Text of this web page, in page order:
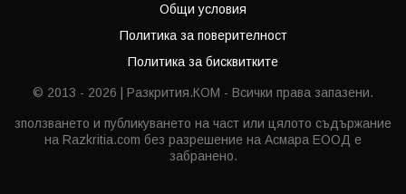
Общи условия
Политика за поверителност
Политика за бисквитките
© 2013 - 2026 | Разкрития.КОМ - Всички права запазени.
зползването и публикуването на част или цялото съдържание
на Razkritia.com без разрешение на Асмара ЕООД е
забранено.